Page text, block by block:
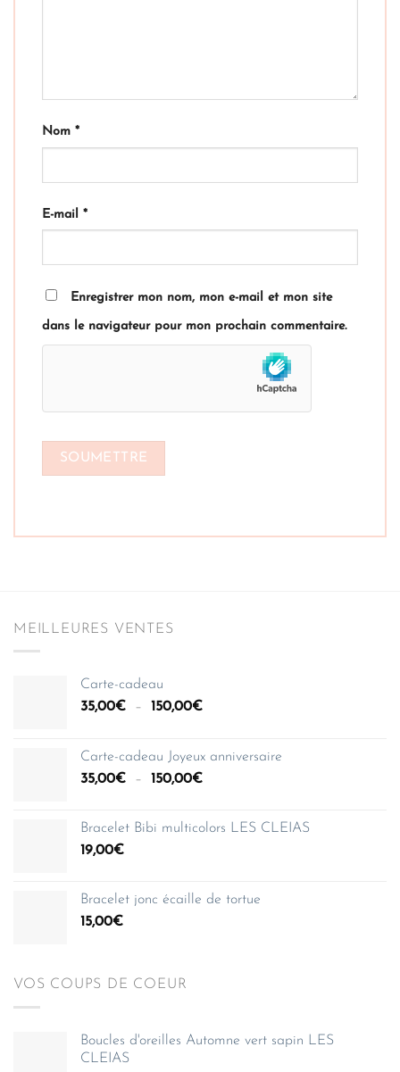
Nom *
E-mail *
Enregistrer mon nom, mon e-mail et mon site
dans le navigateur pour mon prochain commentaire.
MEILLEURES VENTES
Carte-cadeau
35,00€ – 150,00€Plage
35,00€
à
Carte-cadeau Joyeux anniversaire
35,00€ – 150,00€Plage
35,00€
Bracelet Bibi multicolors LES CLEIAS
19,00€
Bracelet jonc écaille de tortue
15,00€
VOS COUPS DE COEUR
Boucles d'oreilles Automne vert sapin LES
CLEIAS